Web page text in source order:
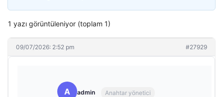
1 yazı görüntüleniyor (toplam 1)
09/07/2026: 2:52 pm #27929
A admin Anahtar yönetici